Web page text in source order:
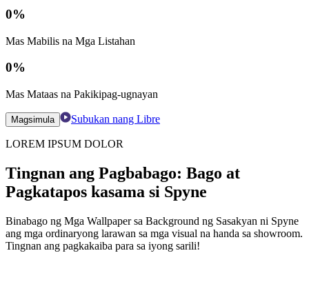
0%
Mas Mabilis na Mga Listahan
0%
Mas Mataas na Pakikipag-ugnayan
Magsimula Subukan nang Libre
LOREM IPSUM DOLOR
Tingnan ang Pagbabago: Bago at
Pagkatapos kasama si Spyne
Binabago ng Mga Wallpaper sa Background ng Sasakyan ni Spyne
ang mga ordinaryong larawan sa mga visual na handa sa showroom.
Tingnan ang pagkakaiba para sa iyong sarili!